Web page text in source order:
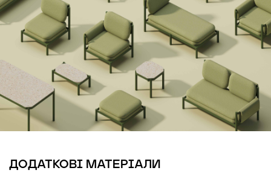
ДОДАТКОВІ МАТЕРІАЛИ